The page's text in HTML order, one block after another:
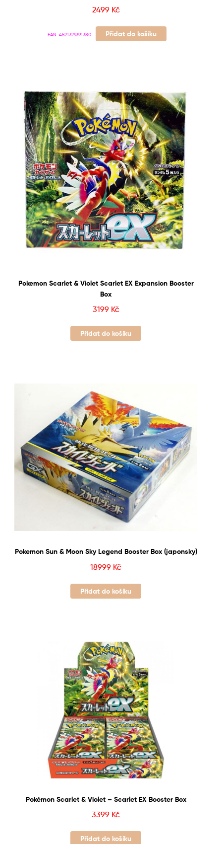
2499 Kč
EAN: 4521329391380 Přidat do košíku
Pokemon Scarlet & Violet Scarlet EX Expansion Booster
Box
3199 Kč
Přidat do košíku
Pokemon Sun & Moon Sky Legend Booster Box (japonsky)
18999 Kč
Přidat do košíku
Pokémon Scarlet & Violet – Scarlet EX Booster Box
3399 Kč
Přidat do košíku